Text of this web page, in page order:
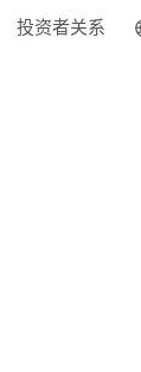
投资者关系